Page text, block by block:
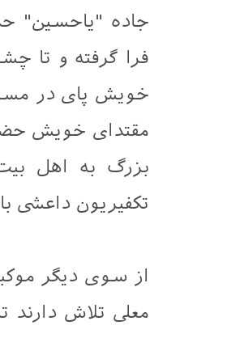
جاده "یاحسین"
فرا گرفته و تا
خویش پای در
مقتدای خویش
بزرگ به اهل
تکفیریون داعشی
از سوی دیگر
معلی تلاش دارند